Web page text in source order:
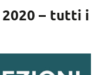
– tutti i